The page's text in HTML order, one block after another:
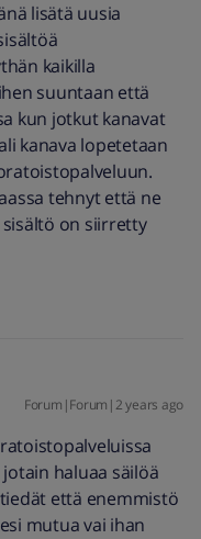
lisätä uusia
kaikilla
suuntaan että
kun jotkut kanavat
kanava lopetetaan
tehnyt että ne
on siirretty
Forum|Forum|2 years ago
haluaa säilöä
että enemmistö
mutua vai ihan